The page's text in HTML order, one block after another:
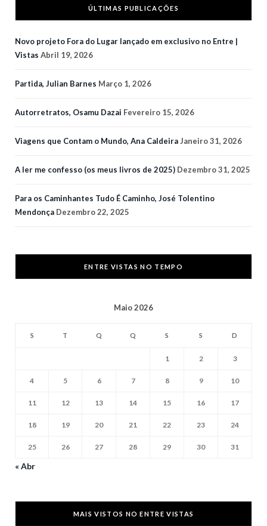
ÚLTIMAS PUBLICAÇÕES
Novo projeto Fora do Lugar lançado em exclusivo no Entre |
Vistas Abril 19, 2026
Partida, Julian Barnes Março 1, 2026
Autorretratos, Osamu Dazai Fevereiro 15, 2026
Viagens que Contam o Mundo, Ana CaldeiraJaneiro 31, 2026
A ler me confesso (os meus livros de 2025) Dezembro 31, 2025
Para os Caminhantes Tudo É Caminho, José Tolentino
Mendonça Dezembro 22, 2025
ENTRE VISTAS NO TEMPO
Maio 2026
S T Q Q S S D
1 2 3
4 5 6 7 8 9 10
11 12 13 14 15 16 17
18 19 20 21 22 23 24
25 26 27 28 29 30 31
« Abr
MAIS VISTOS NO ENTRE VISTAS